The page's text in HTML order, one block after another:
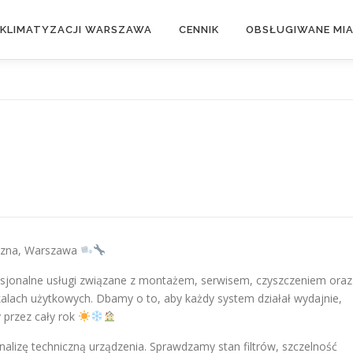
WARSZAWA CENNIK OBSŁUGIWANE
Warszawa
usługi związane z montażem, serwisem, czyszczeniem oraz
użytkowych. Dbamy o to, aby każdy system działał wydajnie,
cały rok
techniczną urządzenia. Sprawdzamy stan filtrów, szczelność